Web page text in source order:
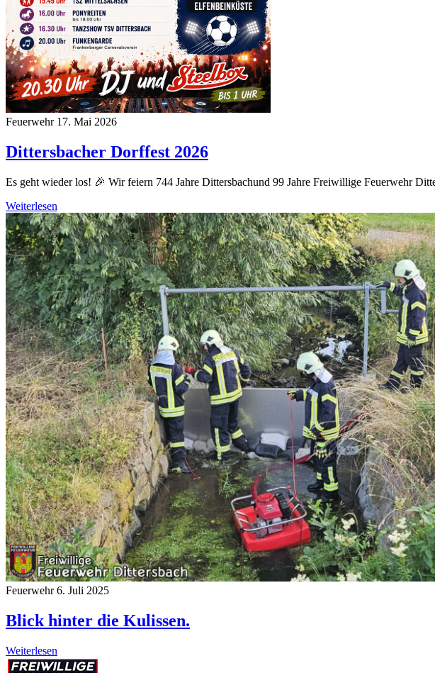
Feuerwehr 17. Mai 2026
Dittersbacher Dorffest 2026
Es geht wieder los! 🎉 Wir feiern 744 Jahre Dittersbachund 99 Jahre Freiwillige Feuerwehr
Weiterlesen
Feuerwehr 6. Juli 2025
Blick hinter die Kulissen.
Weiterlesen